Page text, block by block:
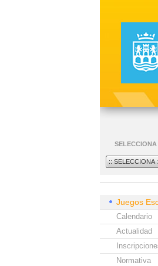
SELECCIONA
:: SELECCIONA
Juegos
Calendario
Actualidad
Normativa